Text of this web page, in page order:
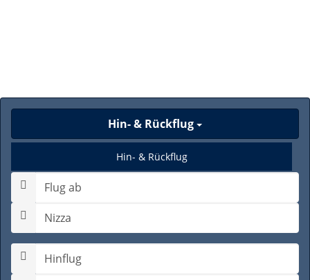
Hin- & Rückflug
Hin- & Rückflug
Hinflugdatum auswählen